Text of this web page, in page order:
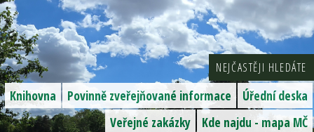
NEJČASTĚJI HLEDÁTE
Úřední deska
Povinně zveřejňované informace
Knihovna
Kde najdu - mapa MČ
Veřejné zakázky